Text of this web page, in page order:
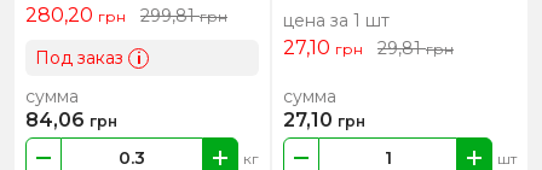
280,20 грн 299,81грн
Под заказ i
кг
сумма
84,06 грн
цена за 1 шт
27,10 грн 29,81грн
шт
сумма
27,10 грн